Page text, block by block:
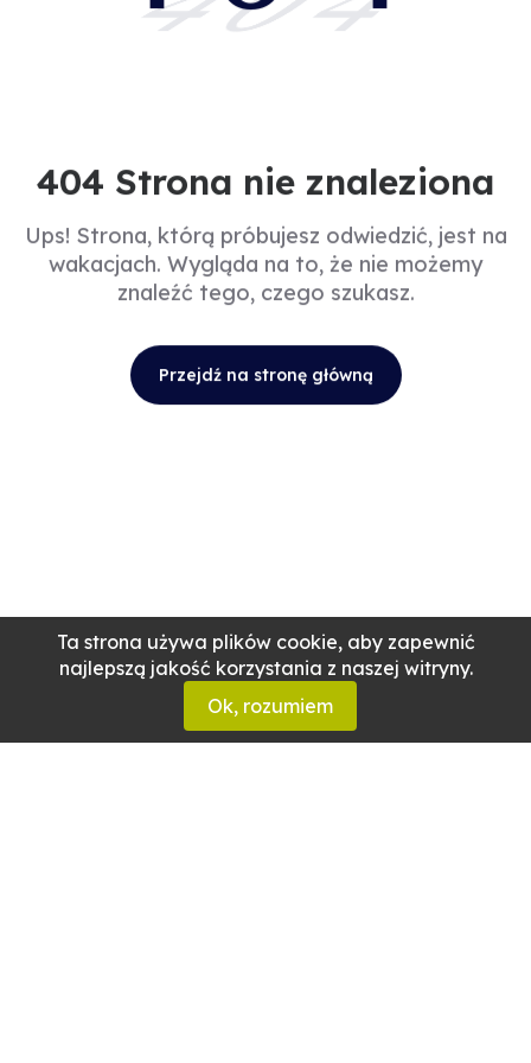
Ta strona używa plików cookie, aby zapewnić
najlepszą jakość korzystania z naszej witryny.
Ok, rozumiem
404 Strona nie znaleziona
Ups! Strona, którą próbujesz odwiedzić, jest na
wakacjach. Wygląda na to, że nie możemy
znaleźć tego, czego szukasz.
Przejdź na stronę główną